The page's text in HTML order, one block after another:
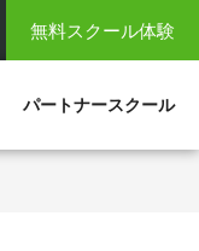
無料スクール体験
パートナースクール